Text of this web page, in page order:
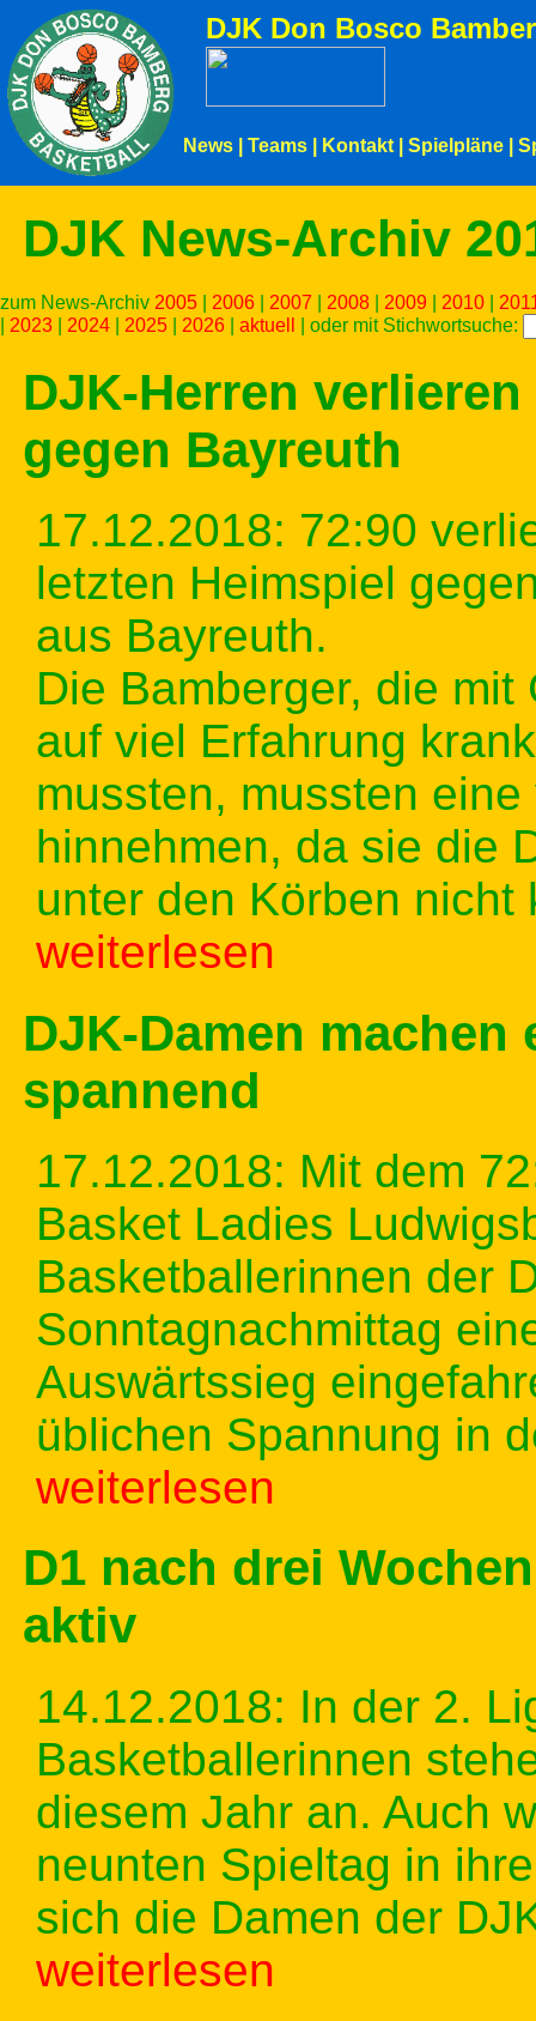
DJK Don Bosco
News Teams Kontakt Spielpläne
DJK News-Archiv
zum News-Archiv 2005 2006 2007 2008 2009 2010
2023 2024 2025 2026 aktuell | oder mit Stichwortsuche:
DJK-Herren
gegen Bayreuth
17.12.2018: 72:90
letzten Heimspiel
aus Bayreuth.
Die Bamberger, die
auf viel Erfahrung
mussten, mussten
hinnehmen, da sie die
unter den Körben
weiterlesen
DJK-Damen
spannend
17.12.2018: Mit dem
Basket Ladies
Basketballerinnen der
Sonntagnachmittag
Auswärtssieg
üblichen Spannung in
weiterlesen
D1 nach drei
aktiv
14.12.2018: In der 2.
Basketballerinnen
diesem Jahr an. Auch
neunten Spieltag in
sich die Damen der
weiterlesen